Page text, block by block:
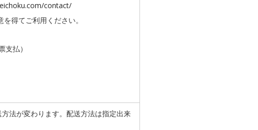
contact/
得てご利用ください。
払）
法が変わります。配送方法は指定出来